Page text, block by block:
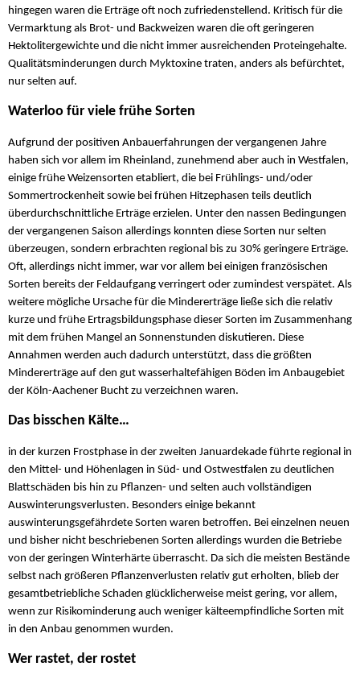
hingegen waren die Erträge oft noch zufriedenstellend. Kritisch für die
Vermarktung als Brot- und Backweizen waren die oft geringeren
Hektolitergewichte und die nicht immer ausreichenden Proteingehalte.
Qualitätsminderungen durch Myktoxine traten, anders als befürchtet,
nur selten auf.
Waterloo für viele frühe Sorten
Aufgrund der positiven Anbauerfahrungen der vergangenen Jahre
haben sich vor allem im Rheinland, zunehmend aber auch in Westfalen,
einige frühe Weizensorten etabliert, die bei Frühlings- und/oder
Sommertrockenheit sowie bei frühen Hitzephasen teils deutlich
überdurchschnittliche Erträge erzielen. Unter den nassen Bedingungen
der vergangenen Saison allerdings konnten diese Sorten nur selten
überzeugen, sondern erbrachten regional bis zu 30% geringere Erträge.
Oft, allerdings nicht immer, war vor allem bei einigen französischen
Sorten bereits der Feldaufgang verringert oder zumindest verspätet. Als
weitere mögliche Ursache für die Mindererträge ließe sich die relativ
kurze und frühe Ertragsbildungsphase dieser Sorten im Zusammenhang
mit dem frühen Mangel an Sonnenstunden diskutieren. Diese
Annahmen werden auch dadurch unterstützt, dass die größten
Mindererträge auf den gut wasserhaltefähigen Böden im Anbaugebiet
der Köln-Aachener Bucht zu verzeichnen waren.
Das bisschen Kälte…
in der kurzen Frostphase in der zweiten Januardekade führte regional in
den Mittel- und Höhenlagen in Süd- und Ostwestfalen zu deutlichen
Blattschäden bis hin zu Pflanzen- und selten auch vollständigen
Auswinterungsverlusten. Besonders einige bekannt
auswinterungsgefährdete Sorten waren betroffen. Bei einzelnen neuen
und bisher nicht beschriebenen Sorten allerdings wurden die Betriebe
von der geringen Winterhärte überrascht. Da sich die meisten Bestände
selbst nach größeren Pflanzenverlusten relativ gut erholten, blieb der
gesamtbetriebliche Schaden glücklicherweise meist gering, vor allem,
wenn zur Risikominderung auch weniger kälteempfindliche Sorten mit
in den Anbau genommen wurden.
Wer rastet, der rostet